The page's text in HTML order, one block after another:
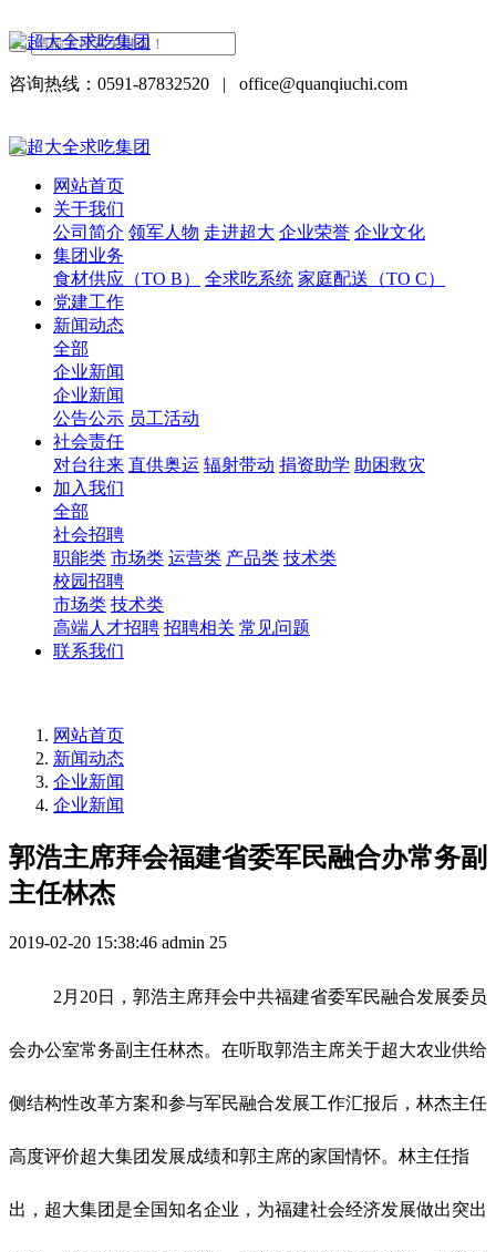
咨询热线：0591-87832520 | office@quanqiuchi.com
网站首页
关于我们
公司简介 领军人物 走进超大 企业荣誉 企业文化
集团业务
食材供应（TO B）
全求吃系统 家庭配送（TO C）
党建工作
新闻动态
全部
企业新闻
企业新闻
公告公示 员工活动
社会责任
对台往来 直供奥运 辐射带动 捐资助学 助困救灾
加入我们
全部
社会招聘
职能类 市场类 运营类 产品类 技术类
校园招聘
市场类 技术类
高端人才招聘 招聘相关 常见问题
联系我们
网站首页
新闻动态
企业新闻
企业新闻
郭浩主席拜会福建省委军民融合办常务副
主任林杰
2019-02-20 15:38:46 admin 25
2月20日，郭浩主席拜会中共福建省委军民融合发展委员
会办公室常务副主任林杰。在听取郭浩主席关于超大农业供给
侧结构性改革方案和参与军民融合发展工作汇报后，林杰主任
高度评价超大集团发展成绩和郭主席的家国情怀。林主任指
出，超大集团是全国知名企业，为福建社会经济发展做出突出